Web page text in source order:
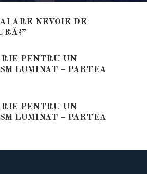
ARE NEVOIE DE
PENTRU UN
LUMINAT – PARTEA
PENTRU UN
LUMINAT – PARTEA